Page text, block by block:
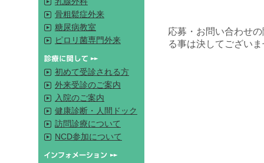
骨粗鬆症外来
糖尿病教室
ピロリ菌専門外来
初めて受診される方
外来受診のご案内
入院のご案内
健康診断・人間ドック
訪問診療について
NCD参加について
応募・お問い合わせ
る事は決してござい